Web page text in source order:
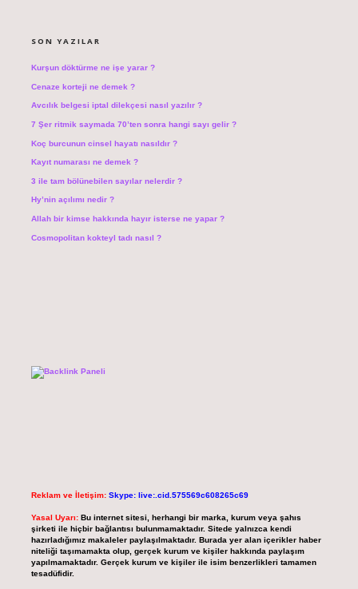
SON YAZILAR
Kurşun döktürme ne işe yarar ?
Cenaze korteji ne demek ?
Avcılık belgesi iptal dilekçesi nasıl yazılır ?
7 Şer ritmik saymada 70’ten sonra hangi sayı gelir ?
Koç burcunun cinsel hayatı nasıldır ?
Kayıt numarası ne demek ?
3 ile tam bölünebilen sayılar nelerdir ?
Hy’nin açılımı nedir ?
Allah bir kimse hakkında hayır isterse ne yapar ?
Cosmopolitan kokteyl tadı nasıl ?
Reklam ve İletişim: Skype: live:.cid.575569c608265c69
Yasal Uyarı: Bu internet sitesi, herhangi bir marka, kurum veya şahıs
şirketi ile hiçbir bağlantısı bulunmamaktadır. Sitede yalnızca kendi
hazırladığımız makaleler paylaşılmaktadır. Burada yer alan içerikler haber
niteliği taşımamakta olup, gerçek kurum ve kişiler hakkında paylaşım
yapılmamaktadır. Gerçek kurum ve kişiler ile isim benzerlikleri tamamen
tesadüfidir.